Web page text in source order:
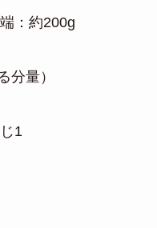
：約200g
分量）
1